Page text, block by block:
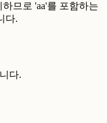
므로 'aa'를 포함하는
다.
다.